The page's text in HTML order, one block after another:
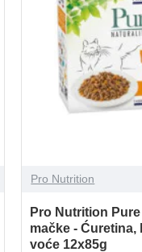
Pro Nutrition
Pro Nutrition
mačke -
voće 12x85g